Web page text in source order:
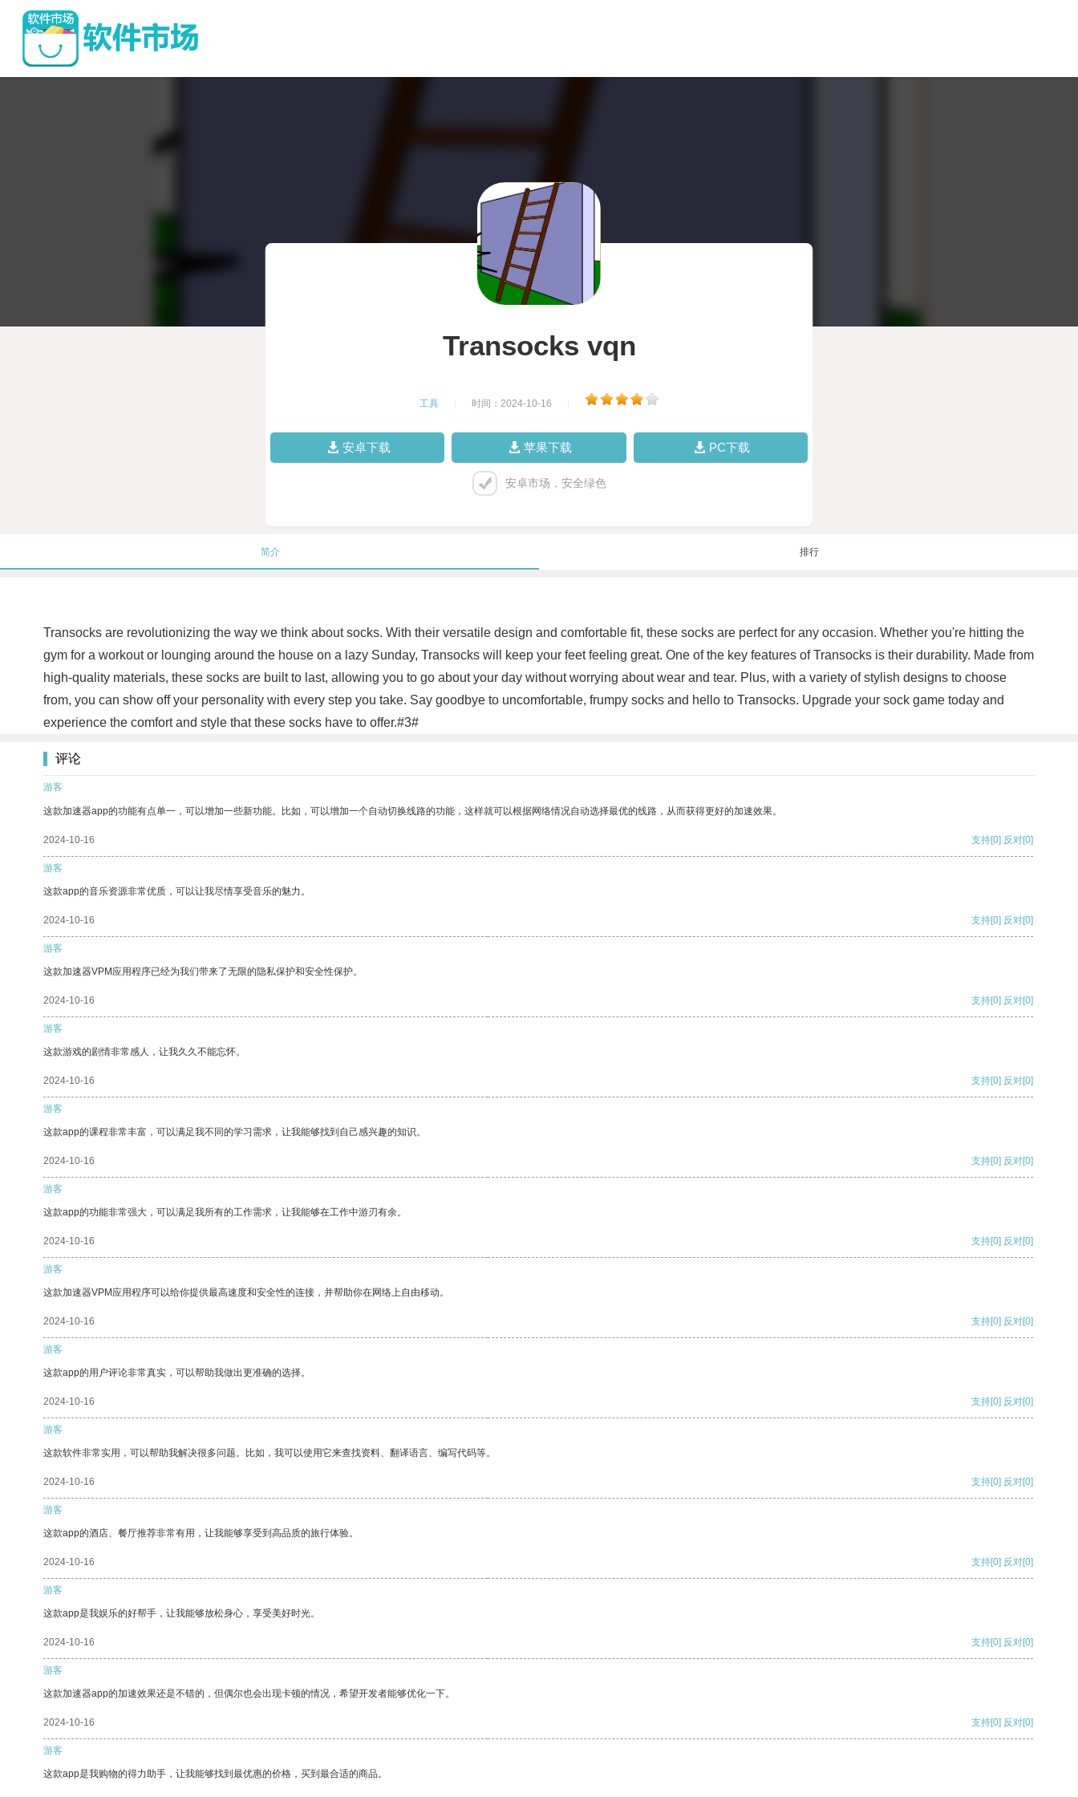
Transocks vqn
工具 时间：2024-10-16
安卓下载 苹果下载 PC下载
安卓市场，安全绿色
简介 排行
Transocks are revolutionizing the way we think about socks. With their versatile design and comfortable fit, these socks are perfect for any occasion. Whether you're hitting the
gym for a workout or lounging around the house on a lazy Sunday, Transocks will keep your feet feeling great. One of the key features of Transocks is their durability. Made from
high-quality materials, these socks are built to last, allowing you to go about your day without worrying about wear and tear. Plus, with a variety of stylish designs to choose
from, you can show off your personality with every step you take. Say goodbye to uncomfortable, frumpy socks and hello to Transocks. Upgrade your sock game today and
experience the comfort and style that these socks have to offer.#3#
评论
游客
这款加速器app的功能有点单一，可以增加一些新功能。比如，可以增加一个自动切换线路的功能，这样就可以根据网络情况自动选择最优的线路，从而获得更好的加速效果。
2024-10-16 支持[0] 反对[0]
游客
这款app的音乐资源非常优质，可以让我尽情享受音乐的魅力。
2024-10-16 支持[0] 反对[0]
游客
这款加速器VPM应用程序已经为我们带来了无限的隐私保护和安全性保护。
2024-10-16 支持[0] 反对[0]
游客
这款游戏的剧情非常感人，让我久久不能忘怀。
2024-10-16 支持[0] 反对[0]
游客
这款app的课程非常丰富，可以满足我不同的学习需求，让我能够找到自己感兴趣的知识。
2024-10-16 支持[0] 反对[0]
游客
这款app的功能非常强大，可以满足我所有的工作需求，让我能够在工作中游刃有余。
2024-10-16 支持[0] 反对[0]
游客
这款加速器VPM应用程序可以给你提供最高速度和安全性的连接，并帮助你在网络上自由移动。
2024-10-16 支持[0] 反对[0]
游客
这款app的用户评论非常真实，可以帮助我做出更准确的选择。
2024-10-16 支持[0] 反对[0]
游客
这款软件非常实用，可以帮助我解决很多问题。比如，我可以使用它来查找资料、翻译语言、编写代码等。
2024-10-16 支持[0] 反对[0]
游客
这款app的酒店、餐厅推荐非常有用，让我能够享受到高品质的旅行体验。
2024-10-16 支持[0] 反对[0]
游客
这款app是我娱乐的好帮手，让我能够放松身心，享受美好时光。
2024-10-16 支持[0] 反对[0]
游客
这款加速器app的加速效果还是不错的，但偶尔也会出现卡顿的情况，希望开发者能够优化一下。
2024-10-16 支持[0] 反对[0]
游客
这款app是我购物的得力助手，让我能够找到最优惠的价格，买到最合适的商品。